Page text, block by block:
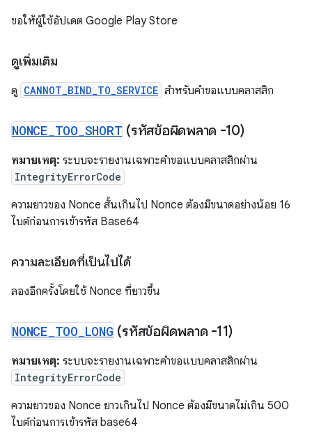
ขอให้ผู้ใช้อัปเดต Google Play Store
ดูเพิ่มเติม
ดู CANNOT_BIND_TO_SERVICE สำหรับคำขอแบบคลาสสิก
NONCE TOO SHORT (รหัสข้อผิดพลาด -10)
หมายเหตุ: ระบบจะรายงานเฉพาะคำขอแบบคลาสสิกผ่าน
IntegrityErrorCode
ความยาวของ Nonce สั้นเกินไป Nonce ต้องมีขนาดอย่างน้อย 16
ไบต์ก่อนการเข้ารหัส Base64
ความละเอียดที่เป็นไปได้
ลองอีกครั้งโดยใช้ Nonce ที่ยาวขึ้น
NONCE TOO LONG (รหัสข้อผิดพลาด -11)
หมายเหตุ: ระบบจะรายงานเฉพาะคำขอแบบคลาสสิกผ่าน
IntegrityErrorCode
ความยาวของ Nonce ยาวเกินไป Nonce ต้องมีขนาดไม่เกิน 500
ไบต์ก่อนการเข้ารหัส base64